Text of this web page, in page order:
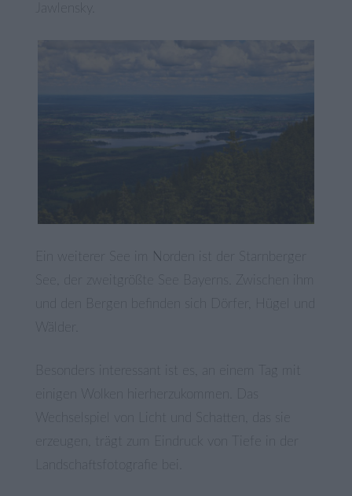
Jawlensky.
Ein weiterer See im Norden ist der Starnberger
See, der zweitgrößte See Bayerns. Zwischen ihm
und den Bergen befinden sich Dörfer, Hügel und
Wälder.
Besonders interessant ist es, an einem Tag mit
einigen Wolken hierherzukommen. Das
erzeugen, trägt zum Eindruck von Tiefe in der
Landschaftsfotografie bei.